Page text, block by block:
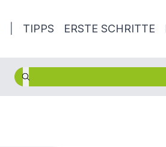
TIPPS ERSTE SCHRITTE